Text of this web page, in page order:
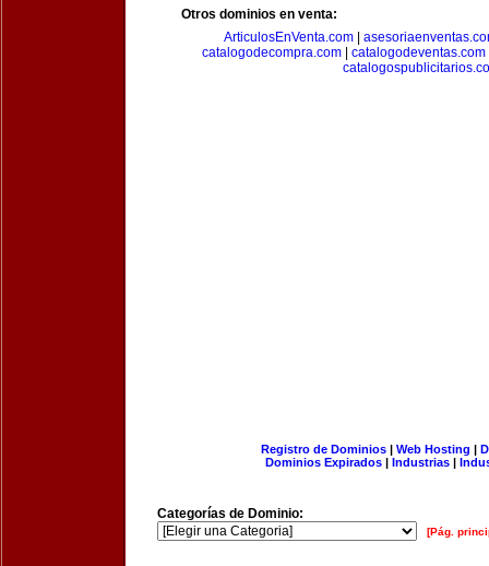
Otros dominios en venta:
ArticulosEnVenta.com|
catalogodecompra.com| catalogodeventas.com
Registro de Dominios| Web Hosting |
Dominios Expirados | Industrias |
Categorías de Dominio:
[Pág.